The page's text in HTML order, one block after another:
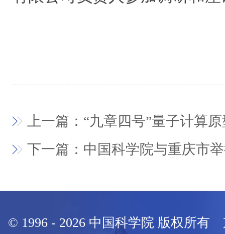
上一篇：“九章四号”量子计算
下一篇：中国科学院与重庆市
© 1996 - 2026 中国科学院 版权所有